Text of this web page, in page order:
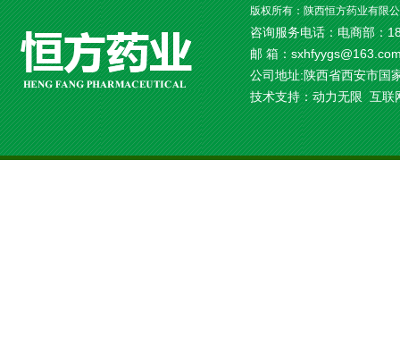
版权所有：陕西恒方药业有限
咨询服务电话：电商部：
邮 箱：
公司地址:陕西省西安市国
技术支持：动力无限 互联